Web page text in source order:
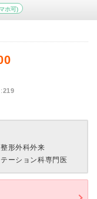
ホ可)
219
形外科外来
ーション科専門医